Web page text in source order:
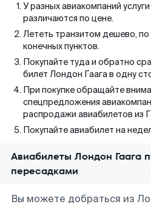
У разных авиакомпаний
различаются по цене.
Лететь транзитом дешево,
конечных пунктов.
Покупайте туда и обратно
билет Лондон Гаага в одну
При покупке обращайте
спецпредложения
распродажи авиабилетов из
Покупайте авиабилет на
Авиабилеты Лондон Гаага
пересадками
Вы можете добраться из